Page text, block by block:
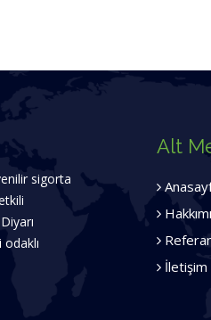
sigorta
Alt
İletişim